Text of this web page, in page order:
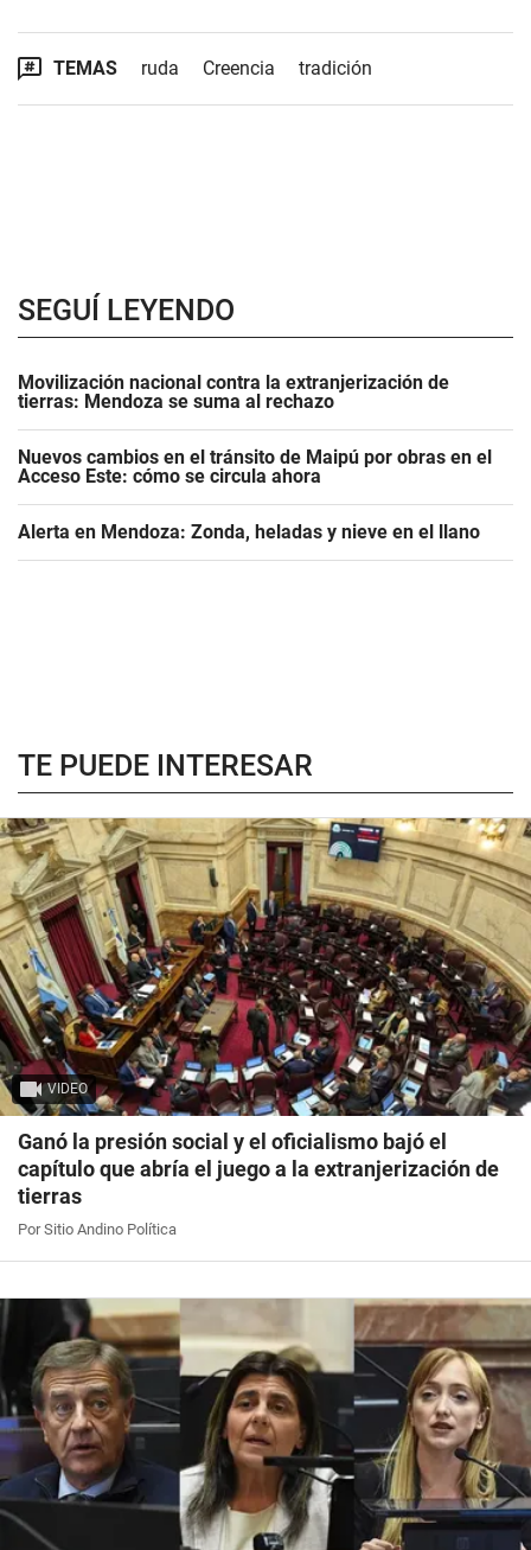
TEMAS ruda Creencia tradición
SEGUÍ LEYENDO
Movilización nacional contra la extranjerización de
tierras: Mendoza se suma al rechazo
Nuevos cambios en el tránsito de Maipú por obras en el
Acceso Este: cómo se circula ahora
Alerta en Mendoza: Zonda, heladas y nieve en el llano
TE PUEDE INTERESAR
VIDEO
Ganó la presión social y el oficialismo bajó el
capítulo que abría el juego a la extranjerización de
tierras
Por Sitio Andino Política